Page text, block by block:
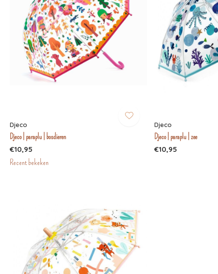
Djeco
Djeco | paraplu | bosdieren
€10,95
Djeco
Djeco | paraplu | zee
€10,95
Recent bekeken